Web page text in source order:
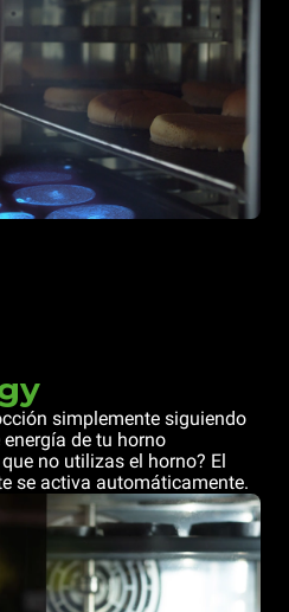
simplemente siguiendo
de tu horno
no utilizas el horno? El
se activa automáticamente.